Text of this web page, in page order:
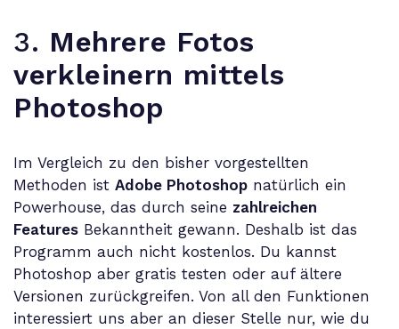
3. Mehrere Fotos
verkleinern mittels
Photoshop
Im Vergleich zu den bisher vorgestellten
Methoden ist Adobe Photoshop natürlich ein
Powerhouse, das durch seine zahlreichen
Features Bekanntheit gewann. Deshalb ist das
Programm auch nicht kostenlos. Du kannst
Photoshop aber gratis testen oder auf ältere
Versionen zurückgreifen. Von all den Funktionen
interessiert uns aber an dieser Stelle nur, wie du